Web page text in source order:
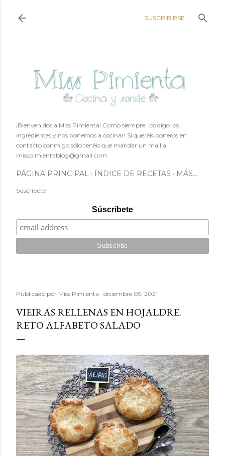
SUSCRIBIRSE
¡Bienvenidos a Miss Pimienta! Como siempre: ¡os digo los
ingredientes y nos ponemos a cocinar! Si queréis poneros en
contacto conmigo sólo tenéis que mandar un mail a
misspimientablog@gmail.com
PÁGINA PRINCIPAL ÍNDICE DE RECETAS MÁS…
Suscríbete
Súscríbete
Publicado por Miss Pimienta diciembre 05, 2021
VIEIRAS RELLENAS EN HOJALDRE.
RETO ALFABETO SALADO